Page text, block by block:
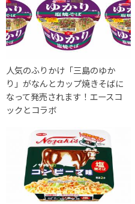
人気のふりかけ「三島のゆか
り」がなんとカップ焼きそばに
なって発売されます！エースコ
ックとコラボ